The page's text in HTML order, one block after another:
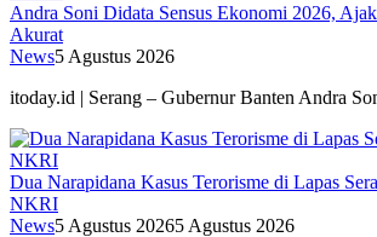
Andra Soni Didata Sensus Ekonomi 2026,
Akurat
News5 Agustus 2026
itoday.id | Serang – Gubernur Banten Andra
Dua Narapidana Kasus Terorisme di Lapas
NKRI
News5 Agustus 20265 Agustus 2026